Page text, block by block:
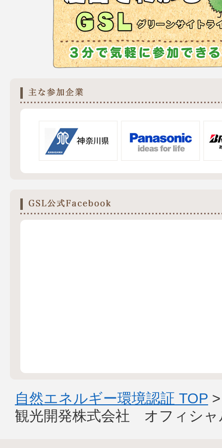
自然エネルギー環境認証 TOP
観光開発株式会社 オフィシャ